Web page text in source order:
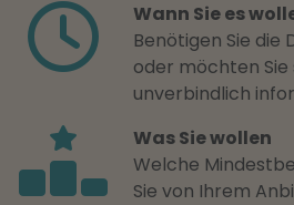
Wann Sie es
Benötigen Sie die
oder möchten Sie
unverbindlich
Was Sie wollen
Welche
Sie von Ihrem